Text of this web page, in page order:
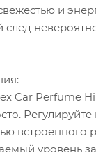
и
след
Car Perfume
Регулируйте
встроенного
уровень